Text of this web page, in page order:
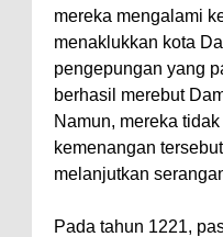
mereka mengalami
menaklukkan kota
pengepungan yang
berhasil merebut
Namun, mereka
kemenangan
melanjutkan
Pada tahun 1221,